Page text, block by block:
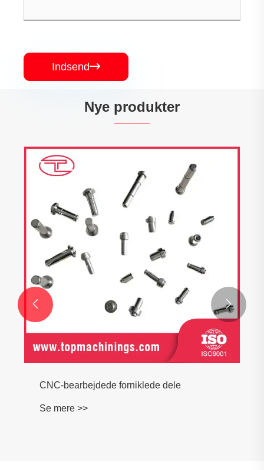
Indsend
Nye produkter
CNC-bearbejdede forniklede dele
Se mere >>
 